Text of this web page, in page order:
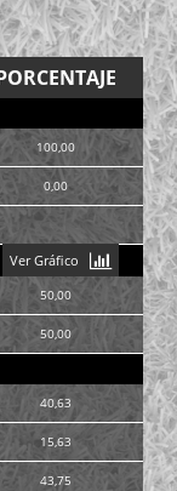
100,00
0,00
Ver Gráfico
50,00
50,00
40,63
15,63
43,75